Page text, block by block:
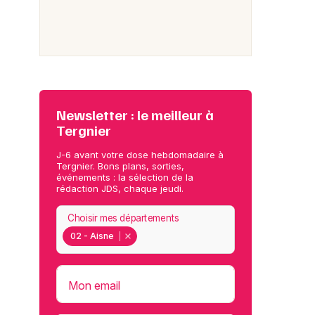
Newsletter : le meilleur à
Tergnier
J-6 avant votre dose hebdomadaire à
Tergnier. Bons plans, sorties,
événements : la sélection de la
rédaction JDS, chaque jeudi.
02 - Aisne
Choisir mes départements
Mon email